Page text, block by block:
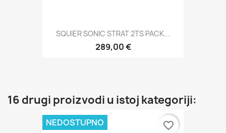
SQUIER SONIC STRAT 2TS PACK...
289,00 €
16 drugi proizvodi u istoj kategoriji:
NEDOSTUPNO favorite_border